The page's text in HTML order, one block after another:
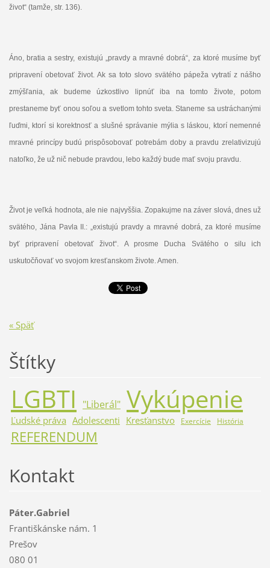
život“ (tamže, str. 136).
Áno, bratia a sestry, existujú „pravdy a mravné dobrá“, za ktoré musíme byť
pripravení obetovať život. Ak sa toto slovo svätého pápeža vytratí z nášho
zmýšľania, ak budeme úzkostlivo lipnúť iba na tomto živote, potom
prestaneme byť onou soľou a svetlom tohto sveta. Staneme sa ustráchanými
ľuďmi, ktorí si korektnosť a slušné správanie mýlia s láskou, ktorí nemenné
mravné princípy budú prispôsobovať potrebám doby a pravdu zrelativizujú
natoľko, že už nič nebude pravdou, lebo každý bude mať svoju pravdu.
Život je veľká hodnota, ale nie najvyššia. Zopakujme na záver slová, dnes už
svätého, Jána Pavla II.: „existujú pravdy a mravné dobrá, za ktoré musíme
byť pripravení obetovať život“. A prosme Ducha Svätého o silu ich
uskutočňovať vo svojom kresťanskom živote. Amen.
« Späť
Štítky
LGBTI "Liberál" Vykúpenie
Ľudské práva Adolescenti Kresťanstvo Exercície História
REFERENDUM
Kontakt
Páter.Gabriel
Františkánske nám. 1
Prešov
080 01